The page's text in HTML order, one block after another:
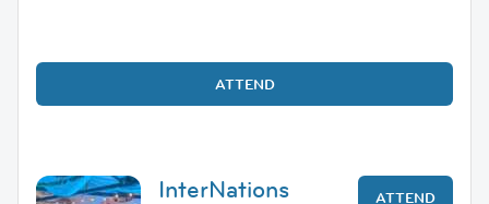
ATTEND
InterNations
ATTEND